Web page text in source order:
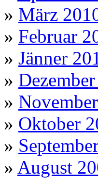
» März
» Februar
» Jänner
»
»
» Oktober
»
» August